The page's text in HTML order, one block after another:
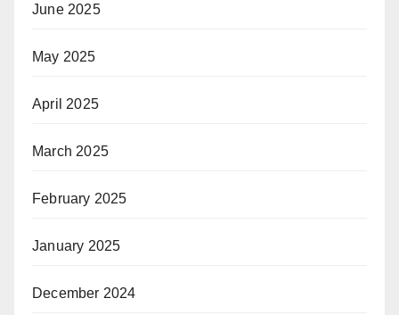
June 2025
May 2025
April 2025
March 2025
February 2025
January 2025
December 2024